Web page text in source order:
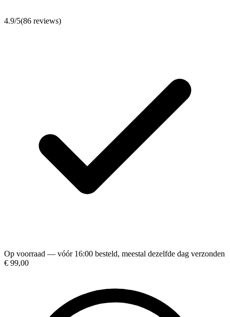
4.9/5(86 reviews)
Op voorraad — vóór 16:00 besteld, meestal dezelfde dag verzonden
€ 99,00